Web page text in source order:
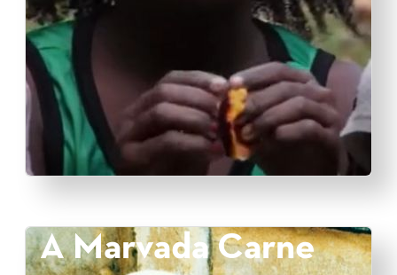
A Marvada Carne